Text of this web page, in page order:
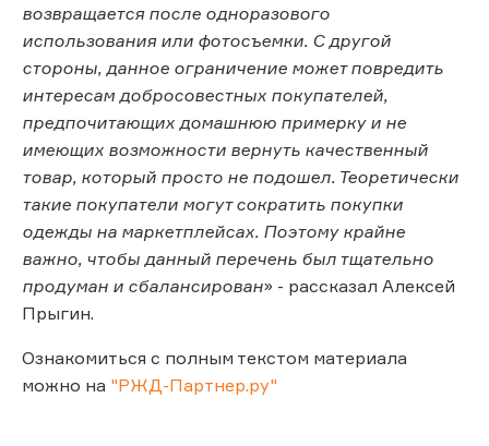
возвращается после одноразового
использования или фотосъемки. С другой
стороны, данное ограничение может повредить
интересам добросовестных покупателей,
предпочитающих домашнюю примерку и не
имеющих возможности вернуть качественный
товар, который просто не подошел. Теоретически
такие покупатели могут сократить покупки
одежды на маркетплейсах. Поэтому крайне
важно, чтобы данный перечень был тщательно
продуман и сбалансирован» - рассказал Алексей
Прыгин.
Ознакомиться с полным текстом материала
можно на "РЖД-Партнер.ру"